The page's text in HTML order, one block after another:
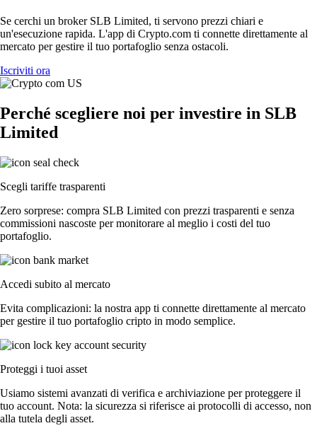
Se cerchi un broker SLB Limited, ti servono prezzi chiari e
un'esecuzione rapida. L'app di Crypto.com ti connette direttamente al
mercato per gestire il tuo portafoglio senza ostacoli.
Iscriviti ora
Perché scegliere noi per investire in SLB
Limited
Scegli tariffe trasparenti
Zero sorprese: compra SLB Limited con prezzi trasparenti e senza
commissioni nascoste per monitorare al meglio i costi del tuo
portafoglio.
Accedi subito al mercato
Evita complicazioni: la nostra app ti connette direttamente al mercato
per gestire il tuo portafoglio cripto in modo semplice.
Proteggi i tuoi asset
Usiamo sistemi avanzati di verifica e archiviazione per proteggere il
tuo account. Nota: la sicurezza si riferisce ai protocolli di accesso, non
alla tutela degli asset.